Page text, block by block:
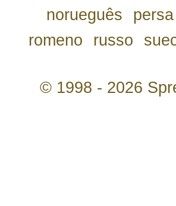
norueguês
persa
romeno
russo
© 1998 - 2026